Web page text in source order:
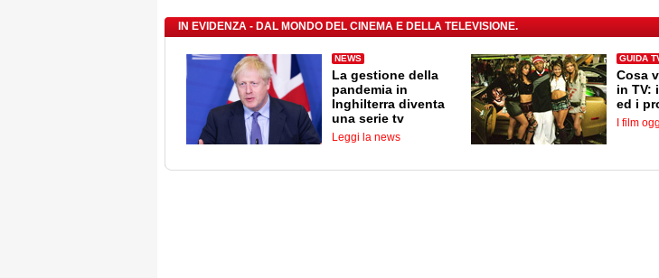
IN EVIDENZA - DAL MONDO DEL CINEMA E DELLA TELEVISIONE.
NEWS
La gestione della
pandemia in
Inghilterra diventa
una serie tv
Leggi la news
GUIDA
Cosa
in TV:
ed i
I film